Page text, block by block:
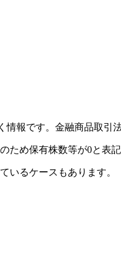
報です。金融商品取引
め保有株数等が0と表記
いるケースもあります。